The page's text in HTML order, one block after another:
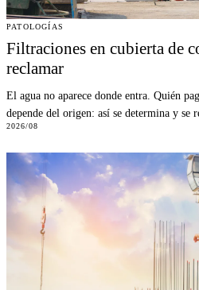
PATOLOGÍAS
Filtraciones en cubierta de
reclamar
El agua no aparece donde entra. Quién
depende del origen: así se determina y se
2026/08